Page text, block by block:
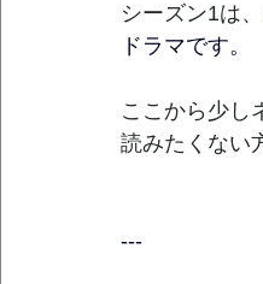
シーズン1は、
ドラマです。
ここから少し
読みたくない
---